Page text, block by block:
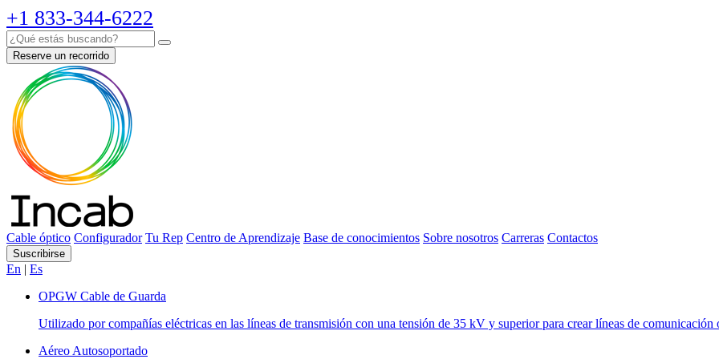
+1 833-344-6222
Reserve un recorrido
Cable óptico Configurador Tu Rep Centro de Aprendizaje Base de conocimientos Sobre nosotros Carreras Contactos
Suscribirse
En | Es
OPGW Cable de Guarda
Utilizado por compañías eléctricas en las líneas de transmisión con una tensión de 35 kV y superior para crear líneas de comunicación
Aéreo Autosoportado